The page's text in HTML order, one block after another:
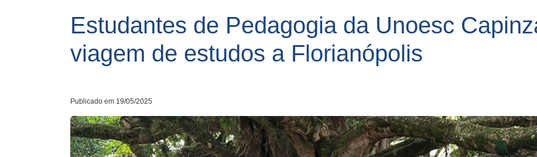
Estudantes de Pedagogia da Unoesc
viagem de estudos a Florianópolis
Publicado em 19/05/2025